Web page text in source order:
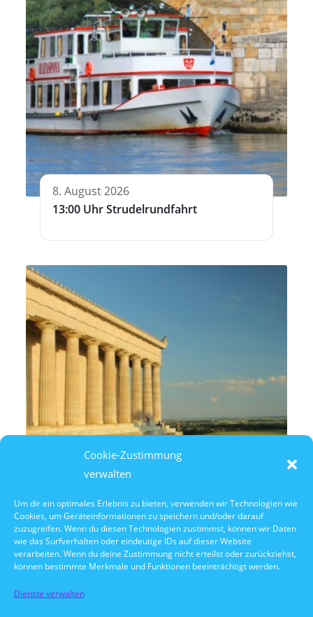
Cookie-Zustimmung
verwalten
Um dir ein optimales Erlebnis zu bieten, verwenden wir Technologien wie
Cookies, um Geräteinformationen zu speichern und/oder darauf
zuzugreifen. Wenn du diesen Technologien zustimmst, können wir Daten
wie das Surfverhalten oder eindeutige IDs auf dieser Website
verarbeiten. Wenn du deine Zustimmung nicht erteilst oder zurückziehst,
können bestimmte Merkmale und Funktionen beeinträchtigt werden.
Dienste verwalten
8. August 2026
13:00 Uhr Strudelrundfahrt
8. August 2026
14:30 Uhr Walhalla Schifffahrt